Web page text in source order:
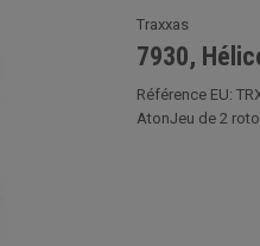
Traxxas
7930,
Référence EU:
AtonJeu de 2